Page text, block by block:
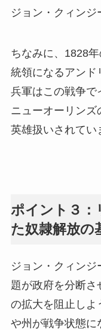
ジョン・クィンジ
ちなみに、1828
統領になるアンド
兵軍はこの戦争で
ニューオーリン
英雄扱いされてい
ポイント３：
た奴隷解放の
ジョン・クィン
題が政府を分断さ
の拡大を阻止しよ
や州が戦争状態に